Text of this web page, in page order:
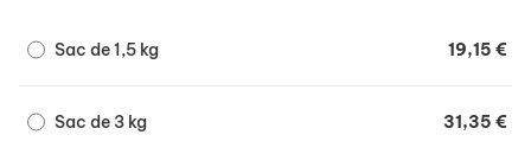
long terme de votre animal.
Sac de 1,5 kg 19,15 €
Sac de 3 kg 31,35 €